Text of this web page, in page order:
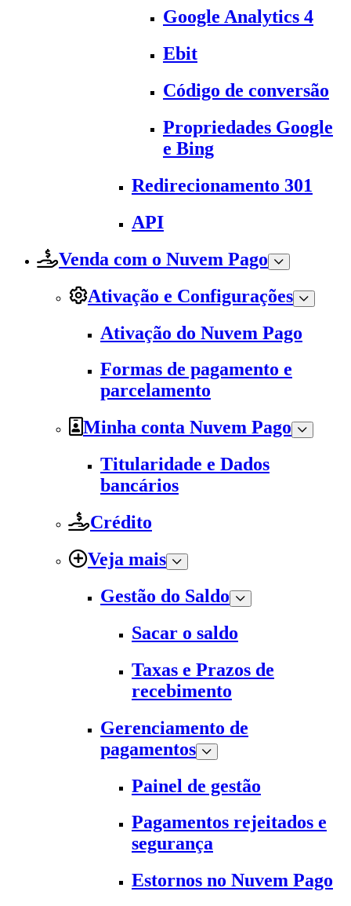
Google Analytics 4
Ebit
Código de conversão
Propriedades Google
e Bing
Redirecionamento 301
API
Venda com o Nuvem Pago
Ativação e Configurações
Ativação do Nuvem Pago
Formas de pagamento e
parcelamento
Minha conta Nuvem Pago
Titularidade e Dados
bancários
Crédito
Veja mais
Gestão do Saldo
Sacar o saldo
Taxas e Prazos de
recebimento
Gerenciamento de
pagamentos
Painel de gestão
Pagamentos rejeitados e
segurança
Estornos no Nuvem Pago